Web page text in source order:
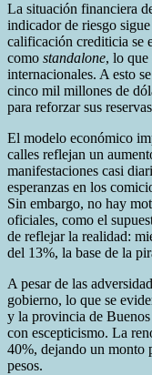
La situación financiera
indicador de riesgo
calificación crediticia se
como standalone, lo que
internacionales. A esto
cinco mil millones de
para reforzar sus
El modelo económico
calles reflejan un
manifestaciones casi
esperanzas en los
Sin embargo, no hay
oficiales, como el
de reflejar la realidad:
del 13%, la base de la
A pesar de las
gobierno, lo que se
y la provincia de
con escepticismo. La
40%, dejando un monto
pesos.